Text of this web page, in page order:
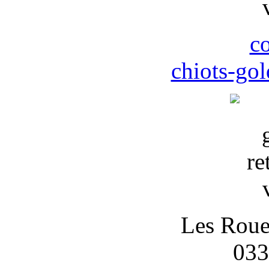
chiots-
Les